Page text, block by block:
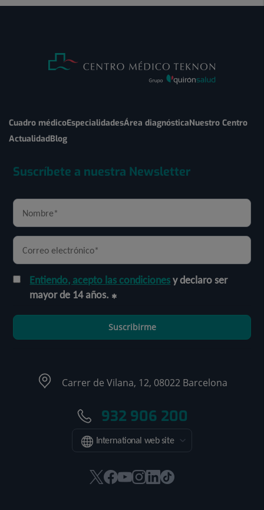
Cuadro médicoEspecialidadesÁrea diagnósticaNuestro Centro
ActualidadBlog
Suscríbete a nuestra Newsletter
Entiendo, acepto las condicionesy declaro ser
mayor de 14 años.
Suscribirme
Carrer de Vilana, 12, 08022 Barcelona
932 906 200
International web site
EsteEsteEsteEsteEsteEnlace